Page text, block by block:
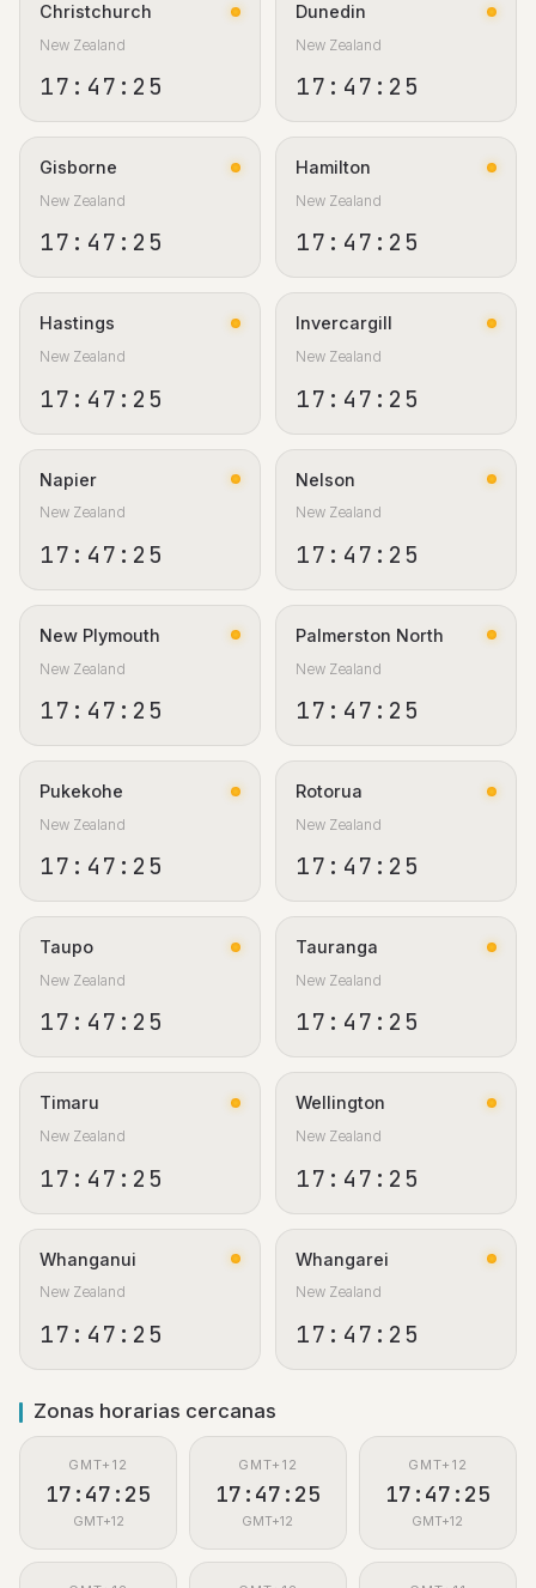
Christchurch
New Zealand
17:47:26
Dunedin
New Zealand
17:47:26
Gisborne
New Zealand
17:47:26
Hamilton
New Zealand
17:47:26
Hastings
New Zealand
17:47:26
Invercargill
New Zealand
17:47:26
Napier
New Zealand
17:47:26
Nelson
New Zealand
17:47:26
New Plymouth
New Zealand
17:47:26
Palmerston North
New Zealand
17:47:26
Pukekohe
New Zealand
17:47:26
Rotorua
New Zealand
17:47:26
Taupo
New Zealand
17:47:26
Tauranga
New Zealand
17:47:26
Timaru
New Zealand
17:47:26
Wellington
New Zealand
17:47:26
Whanganui
New Zealand
17:47:26
Whangarei
New Zealand
17:47:26
Zonas horarias cercanas
GMT+12
17:47:26
GMT+12
GMT+12
17:47:26
GMT+12
GMT+12
17:47:26
GMT+12